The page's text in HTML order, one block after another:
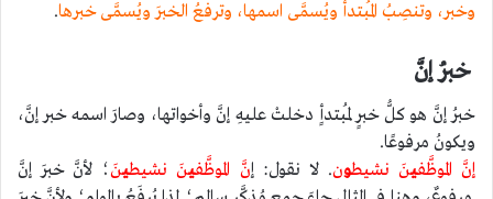
وخبر، وتنصِبُ المُبتدأ ويُسمَّى اسمها، وترفعُ الخبرَ ويُسمَّى خبرها.
خبرُ إنَّ
خبرُ إنَّ هو كلُّ خبرٍ لمُبتدأٍ دخلتْ عليهِ إنَّ وأخواتها، وصارَ اسمه خبر إنَّ،
ويكونُ مرفوعًا.
إنَّ الموظَّفينَ نشيطون. لا نقول: إنَّ الموظَّفينَ نشيطينَ؛ لأنَّ خبرَ إنَّ